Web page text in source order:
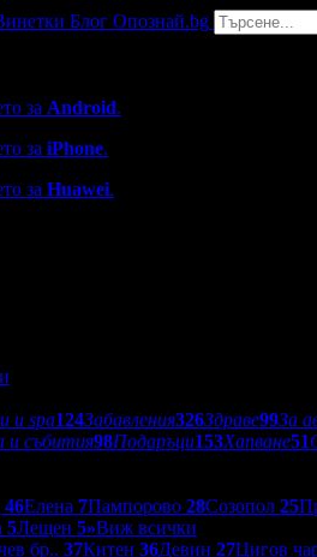
Блог Опознай.bg
за Android.
за iPhone.
за Huawei.
и spa124Забавления326Здраве99За
и събития98Подаръци153Хапване51
46Елена 7Пампорово 28Созопол 25
5Лещен 5»Виж всички
бр.. 37Китен 36Девин 27Цигов